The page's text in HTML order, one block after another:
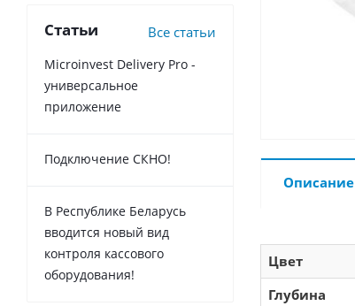
Описание
Цвет
Глубина
Статьи Все статьи
Microinvest Delivery Pro -
универсальное
приложение
Подключение СКНО!
В Республике Беларусь
вводится новый вид
контроля кассового
оборудования!